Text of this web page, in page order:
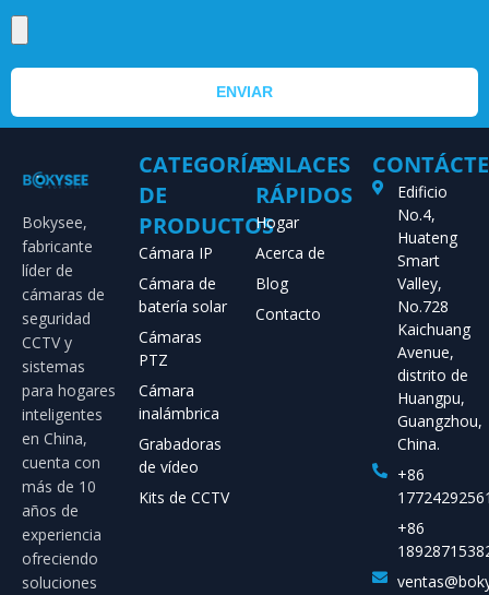
ENVIAR
Bokysee,
fabricante
líder de
cámaras de
seguridad
CCTV y
sistemas
para hogares
inteligentes
en China,
cuenta con
más de 10
años de
experiencia
ofreciendo
soluciones
CATEGORÍAS
DE
PRODUCTOS
Cámara IP
Cámara de
batería solar
Cámaras
PTZ
Cámara
inalámbrica
Grabadoras
de vídeo
Kits de CCTV
ENLACES
RÁPIDOS
Hogar
Acerca de
Blog
Contacto
Edificio
No.4,
Huateng
Smart
Valley,
No.728
Kaichuang
Avenue,
distrito de
Huangpu,
Guangzhou,
China.
+86
+86